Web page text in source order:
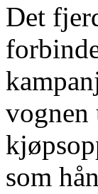
Det
vognen
som